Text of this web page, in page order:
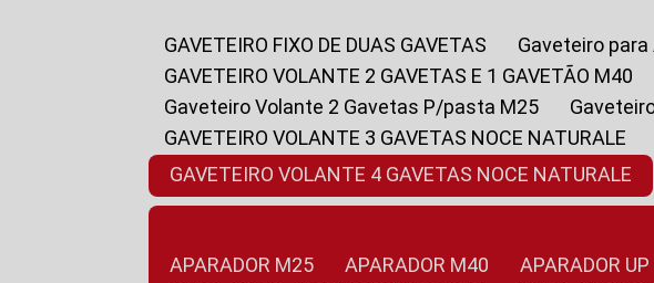
GAVETEIRO FIXO DE DUAS GAVETAS
Gaveteiro
GAVETEIRO VOLANTE 2 GAVETAS E 1 GAVETÃO M40
Gaveteiro Volante 2 Gavetas P/pasta M25
GAVETEIRO VOLANTE 3 GAVETAS NOCE NATURALE
GAVETEIRO VOLANTE 4 GAVETAS NOCE NATURALE
APARADOR M25
APARADOR M40 APARADOR